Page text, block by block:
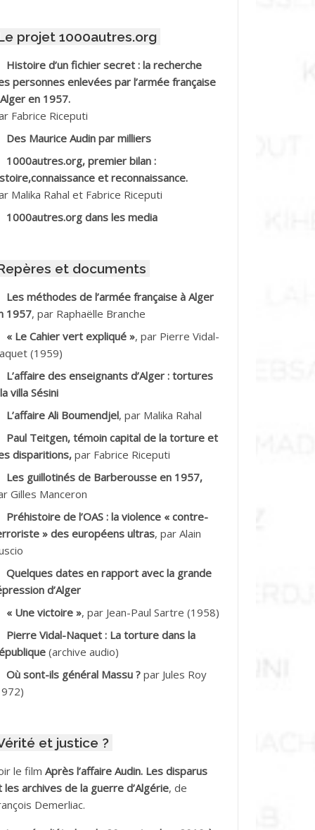
Ahmed
Mohamed ben Kaddour
Kouider
Ahmed dit le Coiffeur
Mohamed
Salah
M.*
Ali
Tahar
Ramdane *
Baghdad*
Boualem*
Rachid
Omar
Vve AIT SAADA
Mohamed Akli
projet 1000autres.org
Histoire d’un fichier secret : la recherche
personnes enlevées par l’armée française
en 1957.
Fabrice Riceputi
Des Maurice Audin par milliers
1000autres.org, premier bilan :
et reconnaissance.
Malika Rahal et Fabrice Riceputi
1000autres.org dans les media
et documents
Les méthodes de l’armée française à Alger
1957, par Raphaëlle Branche
« Le Cahier vert expliqué », par Pierre Vidal-
(1959)
L’affaire des enseignants d’Alger : tortures
villa Sésini
L’affaire Ali Boumendjel, par Malika Rahal
Paul Teitgen, témoin capital de la torture et
disparitions, par Fabrice Riceputi
Les guillotinés de Barberousse en 1957,
Gilles Manceron
Préhistoire de l’OAS : la violence « contre-
» des européens ultras, par Alain
Quelques dates en rapport avec la grande
d’Alger
« Une victoire », par Jean-Paul Sartre (1958)
Pierre Vidal-Naquet : La torture dans la
(archive audio)
Où sont-ils général Massu ? par Jules Roy
et justice ?
le film Après l’affaire Audin. Les disparus
les archives de la guerre d’Algérie, de
Demerliac.